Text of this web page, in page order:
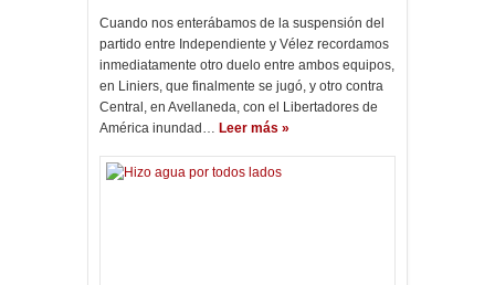
Cuando nos enterábamos de la suspensión del
partido entre Independiente y Vélez recordamos
inmediatamente otro duelo entre ambos equipos,
en Liniers, que finalmente se jugó, y otro contra
Central, en Avellaneda, con el Libertadores de
América inundad… Leer más »